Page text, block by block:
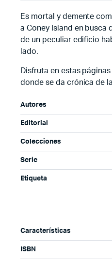
Es mortal y demente
a Coney Island en busca
de un peculiar edificio
lado.
Disfruta en estas
donde se da crónica de
Autores
Editorial
Colecciones
Serie
Etiqueta
Características
ISBN